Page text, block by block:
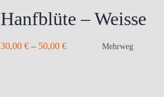
Hanfblüte – Weisse
30,00€ – 50,00€ Mehrweg